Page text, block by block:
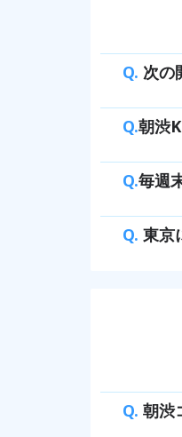
Q. 次の
Q.朝渋
Q.毎週
Q. 東京
Q. 朝渋